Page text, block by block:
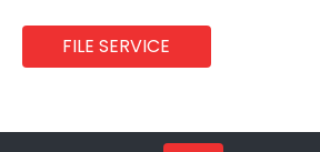
FILE SERVICE